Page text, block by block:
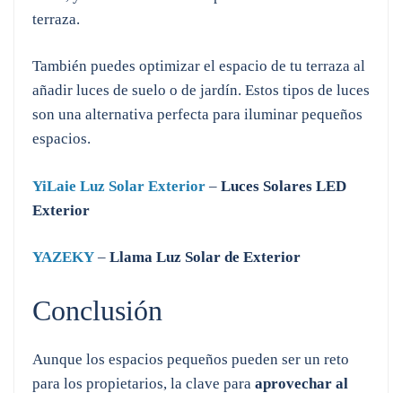
terraza.
También puedes optimizar el espacio de tu terraza al
añadir luces de suelo o de jardín. Estos tipos de luces
son una alternativa perfecta para iluminar pequeños
espacios.
YiLaie Luz Solar Exterior – Luces Solares LED
Exterior
YAZEKY – Llama Luz Solar de Exterior
Conclusión
Aunque los espacios pequeños pueden ser un reto
para los propietarios, la clave para aprovechar al